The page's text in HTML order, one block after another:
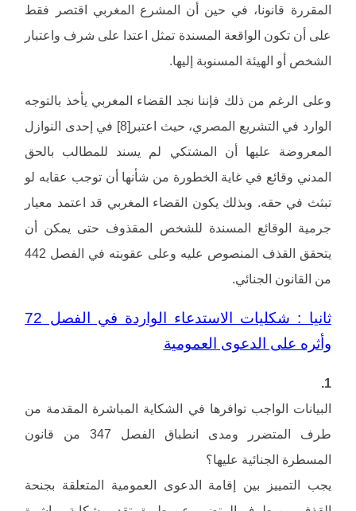
المقررة قانونا، في حين أن المشرع المغربي اقتصر فقط
على أن تكون الواقعة المسندة تمثل اعتدا على شرف واعتبار
الشخص أو الهيئة المسنوبة إليها.
وعلى الرغم من ذلك فإننا نجد القضاء المغربي يأخذ بالتوجه
الوارد في التشريع المصري، حيث اعتبر[8] في إحدى النوازل
المعروضة عليها أن المشتكي لم يسند للمطالب بالحق
المدني وقائع في غاية الخطورة من شأنها أن توجب عقابه لو
تبثث في حقه. وبذلك يكون القضاء المغربي قد اعتمد معيار
جرمية الوقائع المسندة للشخص المقذوف حتى يمكن أن
يتحقق القذف المنصوص عليه وعلى عقوبته في الفصل 442
من القانون الجنائي.
ثانيا : شكليات الاستدعاء الواردة في الفصل 72
وأثره على الدعوى العمومية
1.
البيانات الواجب توافرها في الشكاية المباشرة المقدمة من
طرف المتضرر ومدى انطباق الفصل 347 من قانون
المسطرة الجنائية عليها؟
يجب التمييز بين إقامة الدعوى العمومية المتعلقة بجنحة